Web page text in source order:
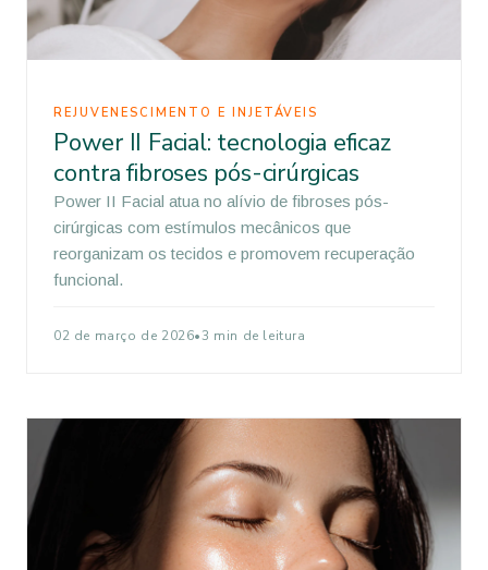
REJUVENESCIMENTO E INJETÁVEIS
Power II Facial: tecnologia eficaz
contra fibroses pós-cirúrgicas
Power II Facial atua no alívio de fibroses pós-
cirúrgicas com estímulos mecânicos que
reorganizam os tecidos e promovem recuperação
funcional.
02 de março de 2026•3 min de leitura